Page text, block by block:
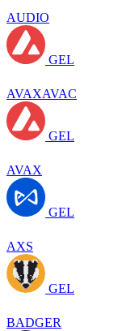
AUDIO
GEL
AVAXAVAC
GEL
AVAX
GEL
AXS
GEL
BADGER